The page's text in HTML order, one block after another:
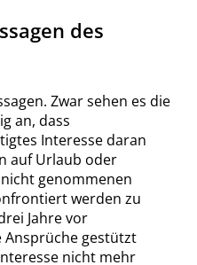
des
Zwar sehen es die
an, dass
Interesse daran
auf Urlaub oder
genommenen
werden zu
Jahre vor
gestützt
nicht mehr